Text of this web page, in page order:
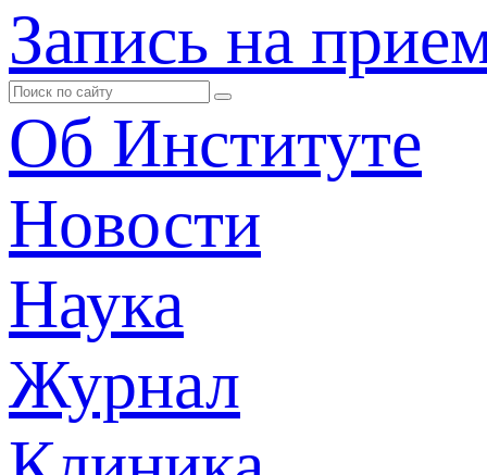
Запись на
Об Институте
Новости
Наука
Журнал